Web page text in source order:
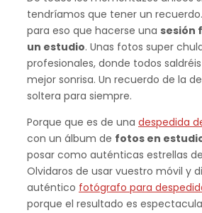
tendríamos que tener un
para eso que hacerse una sesión
un estudio. Unas fotos super
profesionales, donde todos
mejor sonrisa. Un recuerdo de la
soltera para siempre.
Porque que es de una despedida
con un álbum de fotos en
posar como auténticas estrellas
Olvidaros de usar vuestro móvil y
auténtico fotógrafo para
porque el resultado es